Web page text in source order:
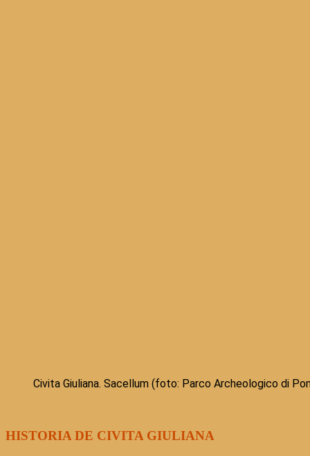
Civita Giuliana. Sacellum (foto: Parco Archeologico di
HISTORIA DE CIVITA GIULIANA